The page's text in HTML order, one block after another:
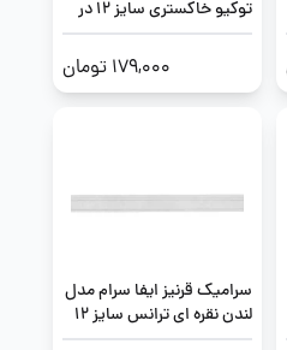
توکیو خاکستری سایز 12 در
120
179,000 تومان
سرامیک قرنیز ایفا سرام مدل
لندن نقره ای ترانس سایز 12
در 120